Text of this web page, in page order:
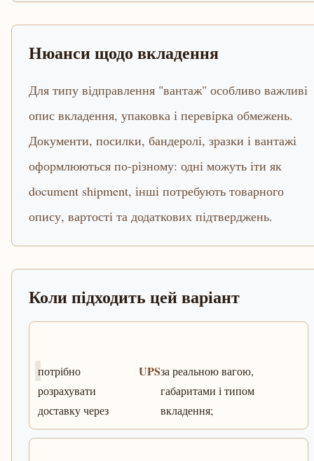
Нюанси щодо вкладення
Для типу відправлення "вантаж" особливо важливі
опис вкладення, упаковка і перевірка обмежень.
Документи, посилки, бандеролі, зразки і вантажі
оформлюються по-різному: одні можуть іти як
document shipment, інші потребують товарного
опису, вартості та додаткових підтверджень.
Коли підходить цей варіант
потрібно
розрахувати
доставку через
UPSза реальною вагою,
габаритами і типом
вкладення;